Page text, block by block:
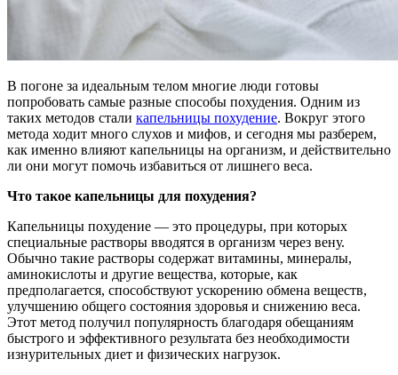
В погоне за идеальным телом многие люди готовы
попробовать самые разные способы похудения. Одним из
таких методов стали капельницы похудение. Вокруг этого
метода ходит много слухов и мифов, и сегодня мы разберем,
как именно влияют капельницы на организм, и действительно
ли они могут помочь избавиться от лишнего веса.
Что такое капельницы для похудения?
Капельницы похудение — это процедуры, при которых
специальные растворы вводятся в организм через вену.
Обычно такие растворы содержат витамины, минералы,
аминокислоты и другие вещества, которые, как
предполагается, способствуют ускорению обмена веществ,
улучшению общего состояния здоровья и снижению веса.
Этот метод получил популярность благодаря обещаниям
быстрого и эффективного результата без необходимости
изнурительных диет и физических нагрузок.